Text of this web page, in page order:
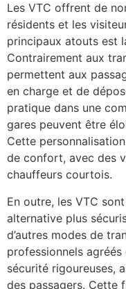
Les VTC offrent de
résidents et les
principaux atouts est
Contrairement aux
permettent aux
en charge et de
pratique dans une
gares peuvent être
Cette personnalisation
de confort, avec des
chauffeurs courtois.
En outre, les VTC
alternative plus
d’autres modes de
professionnels
sécurité rigoureuses,
des passagers. Cette